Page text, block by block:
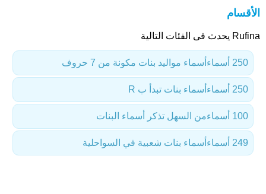
الأقسام
Rufina يحدث فى الفئات التالية
أسماء مواليد بنات مكونة من 7 حروف 250 أسماء
أسماء بنات تبدأ ب R 250 أسماء
من السهل تذكر أسماء البنات 100 أسماء
أسماء بنات شعبية في السواحلية 249 أسماء